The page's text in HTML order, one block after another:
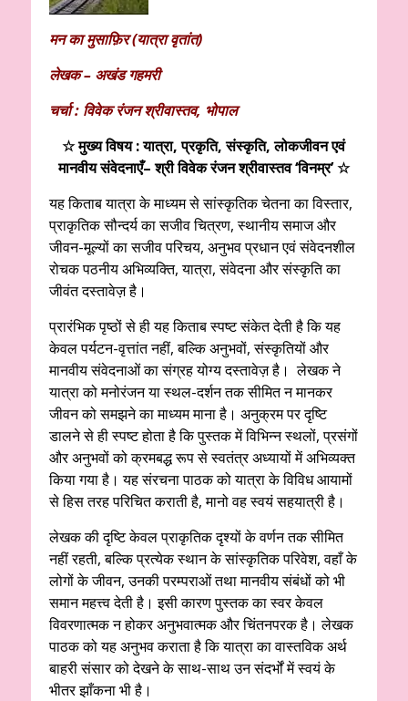
मन का मुसाफ़िर (यात्रा वृतांत)
लेखक – अखंड गहमरी
चर्चा : विवेक रंजन श्रीवास्तव, भोपाल
☆ मुख्य विषय : यात्रा, प्रकृति, संस्कृति, लोकजीवन एवं
मानवीय संवेदनाएँ– श्री विवेक रंजन श्रीवास्तव ‘विनम्र’ ☆
यह किताब यात्रा के माध्यम से सांस्कृतिक चेतना का विस्तार,
प्राकृतिक सौन्दर्य का सजीव चित्रण, स्थानीय समाज और
जीवन-मूल्यों का सजीव परिचय, अनुभव प्रधान एवं संवेदनशील
रोचक पठनीय अभिव्यक्ति, यात्रा, संवेदना और संस्कृति का
जीवंत दस्तावेज़ है।
प्रारंभिक पृष्ठों से ही यह किताब स्पष्ट संकेत देती है कि यह
केवल पर्यटन-वृत्तांत नहीं, बल्कि अनुभवों, संस्कृतियों और
मानवीय संवेदनाओं का संग्रह योग्य दस्तावेज़ है। लेखक ने
यात्रा को मनोरंजन या स्थल-दर्शन तक सीमित न मानकर
जीवन को समझने का माध्यम माना है। अनुक्रम पर दृष्टि
डालने से ही स्पष्ट होता है कि पुस्तक में विभिन्न स्थलों, प्रसंगों
और अनुभवों को क्रमबद्ध रूप से स्वतंत्र अध्यायों में अभिव्यक्त
किया गया है। यह संरचना पाठक को यात्रा के विविध आयामों
से हिस तरह परिचित कराती है, मानो वह स्वयं सहयात्री है।
लेखक की दृष्टि केवल प्राकृतिक दृश्यों के वर्णन तक सीमित
नहीं रहती, बल्कि प्रत्येक स्थान के सांस्कृतिक परिवेश, वहाँ के
लोगों के जीवन, उनकी परम्पराओं तथा मानवीय संबंधों को भी
समान महत्त्व देती है। इसी कारण पुस्तक का स्वर केवल
विवरणात्मक न होकर अनुभवात्मक और चिंतनपरक है। लेखक
पाठक को यह अनुभव कराता है कि यात्रा का वास्तविक अर्थ
बाहरी संसार को देखने के साथ-साथ उन संदर्भों में स्वयं के
भीतर झाँकना भी है।